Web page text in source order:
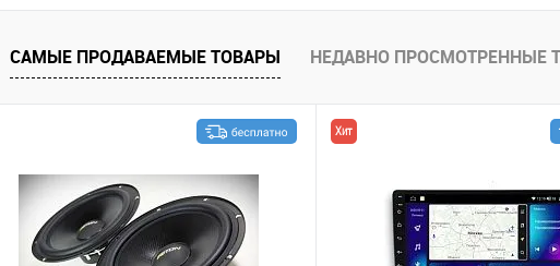
Сравнение В избранное
САМЫЕ ПРОДАВАЕМЫЕ ТОВАРЫ НЕДАВНО ПРОСМОТРЕННЫЕ
Хит